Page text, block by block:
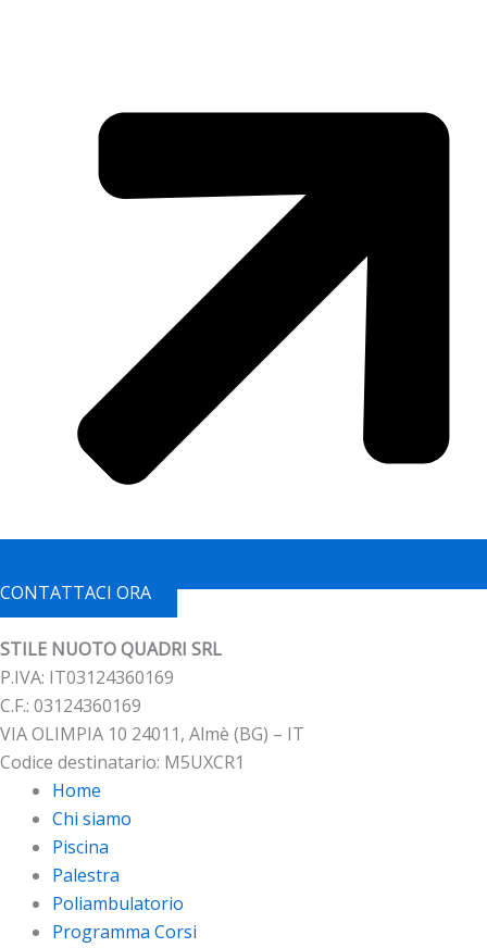
CONTATTACI ORA
STILE NUOTO QUADRI SRL
P.IVA: IT03124360169
C.F.: 03124360169
VIA OLIMPIA 10 24011, Almè (BG) – IT
Codice destinatario: M5UXCR1
Home
Chi siamo
Piscina
Palestra
Poliambulatorio
Programma Corsi